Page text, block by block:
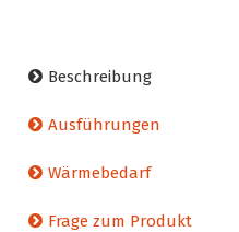
Beschreibung
Ausführungen
Wärmebedarf
Frage zum Produkt